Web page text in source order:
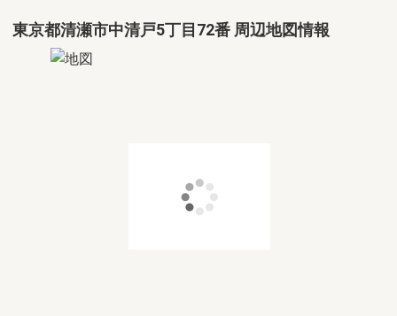
東京都清瀬市中清戸5丁目72番 周辺地図情報